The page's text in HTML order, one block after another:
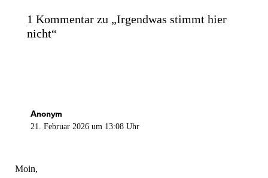
1 Kommentar zu „Irgendwas stimmt hier
nicht“
Anonym
21. Februar 2026 um 13:08 Uhr
Moin,